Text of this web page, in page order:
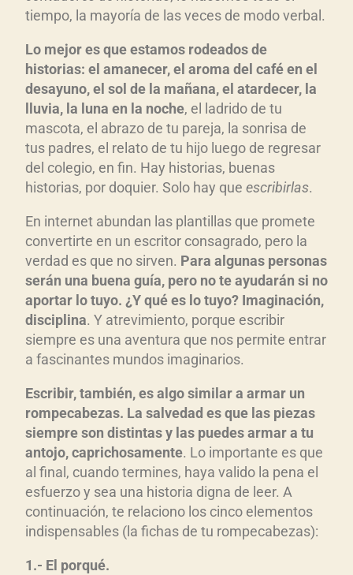
tiempo, la mayoría de las veces de modo verbal.
Lo mejor es que estamos rodeados de
historias: el amanecer, el aroma del café en el
desayuno, el sol de la mañana, el atardecer, la
lluvia, la luna en la noche, el ladrido de tu
mascota, el abrazo de tu pareja, la sonrisa de
tus padres, el relato de tu hijo luego de regresar
del colegio, en fin. Hay historias, buenas
historias, por doquier. Solo hay que escribirlas.
En internet abundan las plantillas que promete
convertirte en un escritor consagrado, pero la
verdad es que no sirven. Para algunas personas
serán una buena guía, pero no te ayudarán si no
aportar lo tuyo. ¿Y qué es lo tuyo? Imaginación,
disciplina. Y atrevimiento, porque escribir
siempre es una aventura que nos permite entrar
a fascinantes mundos imaginarios.
Escribir, también, es algo similar a armar un
rompecabezas. La salvedad es que las piezas
siempre son distintas y las puedes armar a tu
antojo, caprichosamente. Lo importante es que
al final, cuando termines, haya valido la pena el
esfuerzo y sea una historia digna de leer. A
continuación, te relaciono los cinco elementos
indispensables (la fichas de tu rompecabezas):
1.- El porqué.